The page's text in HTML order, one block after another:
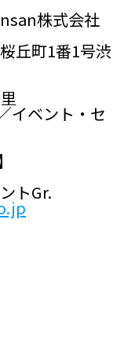
株式会社
丘町1番1号渋
イベント・セ
トGr.